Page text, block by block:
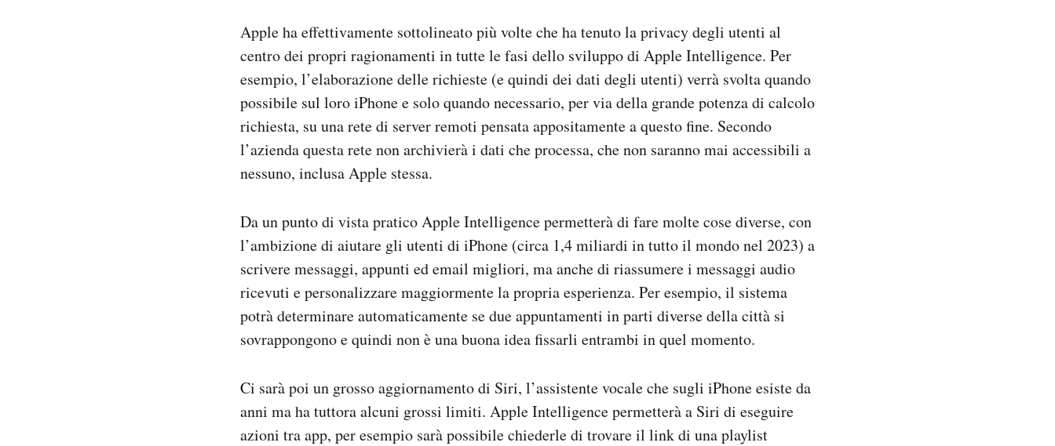
Apple ha effettivamente sottolineato più volte che ha tenuto la privacy degli utenti al
centro dei propri ragionamenti in tutte le fasi dello sviluppo di Apple Intelligence. Per
esempio, l’elaborazione delle richieste (e quindi dei dati degli utenti) verrà svolta quando
possibile sul loro iPhone e solo quando necessario, per via della grande potenza di calcolo
richiesta, su una rete di server remoti pensata appositamente a questo fine. Secondo
l’azienda questa rete non archivierà i dati che processa, che non saranno mai accessibili a
nessuno, inclusa Apple stessa.
Da un punto di vista pratico Apple Intelligence permetterà di fare molte cose diverse, con
l’ambizione di aiutare gli utenti di iPhone (circa 1,4 miliardi in tutto il mondo nel 2023) a
scrivere messaggi, appunti ed email migliori, ma anche di riassumere i messaggi audio
ricevuti e personalizzare maggiormente la propria esperienza. Per esempio, il sistema
potrà determinare automaticamente se due appuntamenti in parti diverse della città si
sovrappongono e quindi non è una buona idea fissarli entrambi in quel momento.
Ci sarà poi un grosso aggiornamento di Siri, l’assistente vocale che sugli iPhone esiste da
anni ma ha tuttora alcuni grossi limiti. Apple Intelligence permetterà a Siri di eseguire
azioni tra app, per esempio sarà possibile chiederle di trovare il link di una playlist